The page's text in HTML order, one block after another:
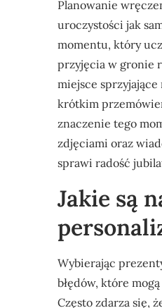
Planowanie
uroczystości jak
momentu, który
przyjęcia w gronie
miejsce
krótkim
znaczenie tego
zdjęciami oraz
sprawi radość
Jakie są
Wybierając
błędów, które
Często zdarza się,